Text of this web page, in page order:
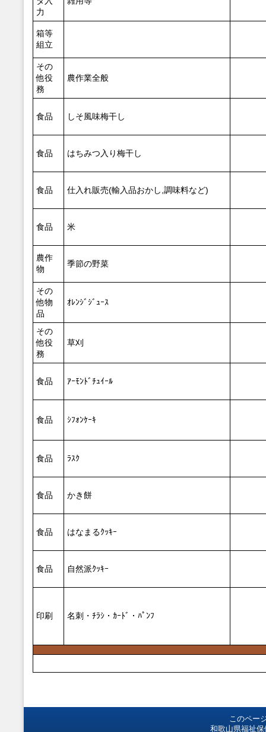
力
箱等
組立
その
他役
務
農作業全般
食品 しそ風味梅干し
食品 はちみつ入り梅干し
食品 仕入れ販売(輸入品おかし,調味料など)
食品 米
農作
物
季節の野菜
その
他物
品
ｵﾚﾝｼﾞｼﾞｭｰｽ
その
他役
務
草刈
食品 ｱｰﾓﾝﾄﾞﾁｭｲｰﾙ
食品 ｼﾌｫﾝｹｰｷ
食品 ﾗｽｸ
食品 かき餅
食品 はなまるｸｯｷｰ
食品 自然派ｸｯｷｰ
印刷 名刺・ﾁﾗｼ・ｶｰﾄﾞ・ﾊﾟﾝﾌ
このペー
和歌山県福祉